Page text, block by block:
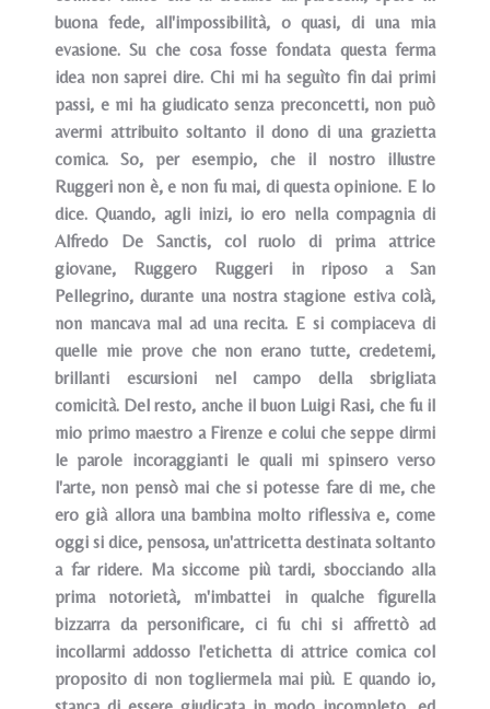
buona fede, all'impossibilità, o quasi, di una mia
evasione. Su che cosa fosse fondata questa ferma
idea non saprei dire. Chi mi ha seguìto fin dai primi
passi, e mi ha giudicato senza preconcetti, non può
avermi attribuito soltanto il dono di una grazietta
comica. So, per esempio, che il nostro illustre
Ruggeri non è, e non fu mai, di questa opinione. E lo
dice. Quando, agli inizi, io ero nella compagnia di
Alfredo De Sanctis, col ruolo di prima attrice
giovane, Ruggero Ruggeri in riposo a San
Pellegrino, durante una nostra stagione estiva colà,
non mancava mal ad una recita. E si compiaceva di
quelle mie prove che non erano tutte, credetemi,
brillanti escursioni nel campo della sbrigliata
comicità. Del resto, anche il buon Luigi Rasi, che fu il
mio primo maestro a Firenze e colui che seppe dirmi
le parole incoraggianti le quali mi spinsero verso
l'arte, non pensò mai che si potesse fare di me, che
ero già allora una bambina molto riflessiva e, come
oggi si dice, pensosa, un'attricetta destinata soltanto
a far ridere. Ma siccome più tardi, sbocciando alla
prima notorietà, m'imbattei in qualche figurella
bizzarra da personificare, ci fu chi si affrettò ad
incollarmi addosso l'etichetta di attrice comica col
proposito di non togliermela mai più. E quando io,